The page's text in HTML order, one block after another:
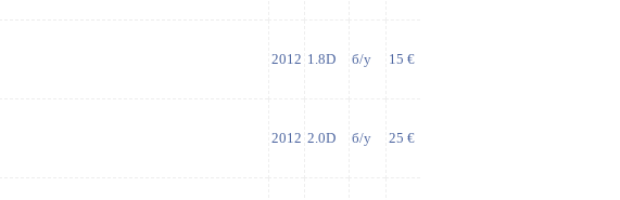
2012 1.8D б/у 15 €
2012 2.0D б/у 25 €